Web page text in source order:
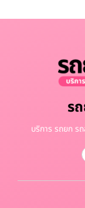
ร
บริการ รถยก ร